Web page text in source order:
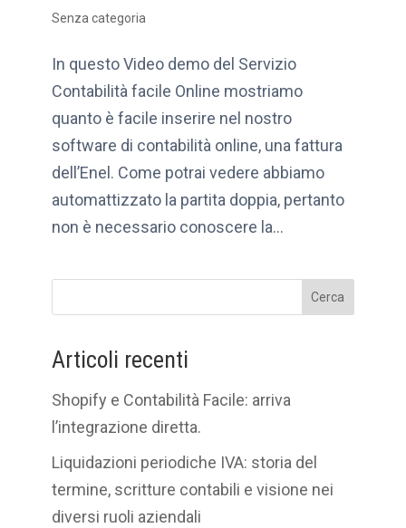
Senza categoria
In questo Video demo del Servizio
Contabilità facile Online mostriamo
quanto è facile inserire nel nostro
software di contabilità online, una fattura
dell’Enel. Come potrai vedere abbiamo
automattizzato la partita doppia, pertanto
non è necessario conoscere la...
Cerca
Articoli recenti
Shopify e Contabilità Facile: arriva
l’integrazione diretta.
Liquidazioni periodiche IVA: storia del
termine, scritture contabili e visione nei
diversi ruoli aziendali